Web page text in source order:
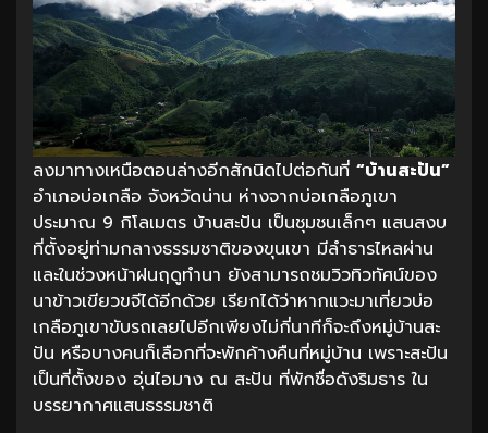
ลงมาทางเหนือตอนล่างอีกสักนิดไปต่อกันที่ “บ้านสะปัน”
อำเภอบ่อเกลือ จังหวัดน่าน ห่างจากบ่อเกลือภูเขา
ประมาณ 9 กิโลเมตร บ้านสะปัน เป็นชุมชนเล็กๆ แสนสงบ
ที่ตั้งอยู่ท่ามกลางธรรมชาติของขุนเขา มีลำธารไหลผ่าน
และในช่วงหน้าฝนฤดูทำนา ยังสามารถชมวิวทิวทัศน์ของ
นาข้าวเขียวขจีได้อีกด้วย เรียกได้ว่าหากแวะมาเที่ยวบ่อ
เกลือภูเขาขับรถเลยไปอีกเพียงไม่กี่นาทีก็จะถึงหมู่บ้านสะ
ปัน หรือบางคนก็เลือกที่จะพักค้างคืนที่หมู่บ้าน เพราะสะปัน
เป็นที่ตั้งของ อุ่นไอมาง ณ สะปัน ที่พักชื่อดังริมธาร ใน
บรรยากาศแสนธรรมชาติ